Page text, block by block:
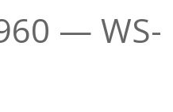
— WS-